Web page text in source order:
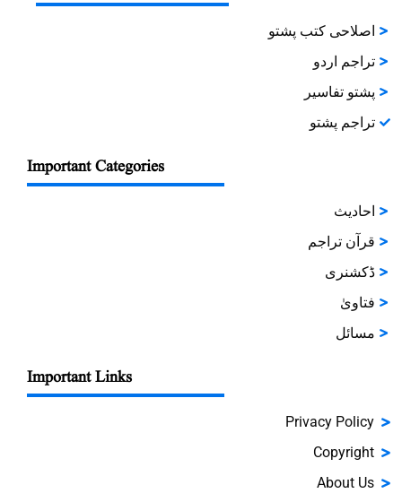
اصلاحی کتب پشتو
تراجم اردو
پشتو تفاسیر
تراجم پشتو
Important Categories
احادیث
قرآن تراجم
ڈکشنری
فتاویٰ
مسائل
Important Links
Privacy Policy
Copyright
About Us